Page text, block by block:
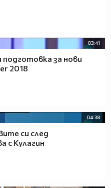
03:41
подготовка за нови
2018
04:38
си след
с Кулагин